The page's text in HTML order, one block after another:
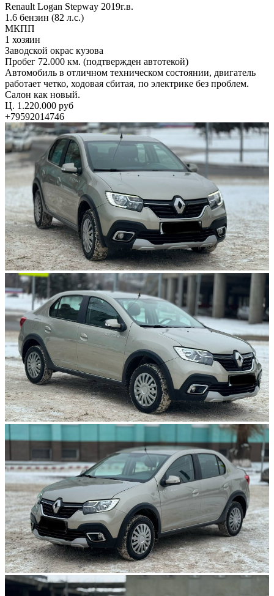
Renault Logan Stepway 2019г.в.
1.6 бензин (82 л.с.)
МКПП
1 хозяин
Заводской окрас кузова
Пробег 72.000 км. (подтвержден автотекой)
Автомобиль в отличном техническом состоянии, двигатель
работает четко, ходовая сбитая, по электрике без проблем.
Салон как новый.
Ц. 1.220.000 руб
+79592014746